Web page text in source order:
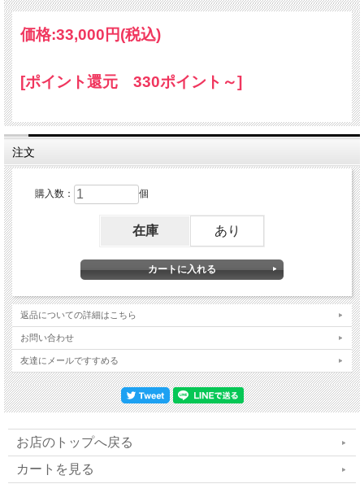
約20畳の広さに波及する電磁
波対策能力に加え、使いやす
い形状と高波動共振作用をプ
ラスして、本格的ヒーリン
グ。ストーンセラピーのよう
に置くだけで発動。かっさの
価格:33,000円(税込)
[ポイント還元 330ポイント～]
注文
購入数： 個
在庫 あり
返品についての詳細はこちら
お問い合わせ
友達にメールですすめる
お店のトップへ戻る
カートを見る